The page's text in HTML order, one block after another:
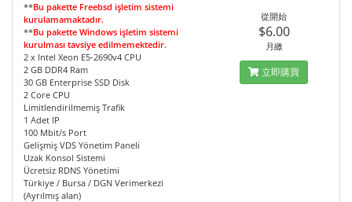
**Bu pakette Freebsd işletim sistemi
kurulamamaktadır.
**Bu pakette Windows işletim sistemi
kurulması tavsiye edilmemektedir.
2 x Intel Xeon E5-2690v4 CPU
2 GB DDR4 Ram
30 GB Enterprise SSD Disk
2 Core CPU
Limitlendirilmemiş Trafik
1 Adet IP
100 Mbit/s Port
Gelişmiş VDS Yönetim Paneli
Uzak Konsol Sistemi
Ücretsiz RDNS Yönetimi
Türkiye / Bursa / DGN Verimerkezi
(Ayrılmış alan)
從開始
$6.00
月繳
立即購買